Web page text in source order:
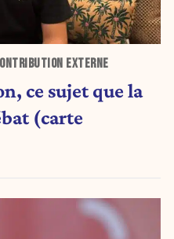
EXTERNE
ce sujet que la
(carte